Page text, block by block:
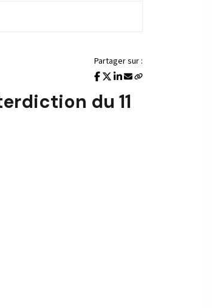
Partager sur :
du 11